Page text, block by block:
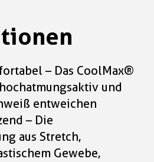
– Das CoolMax®
und
entweichen
– Die
aus Stretch,
Gewebe,